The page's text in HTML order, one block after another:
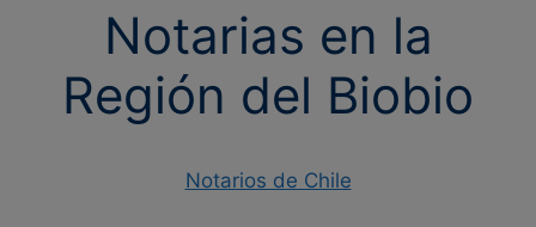
Notarias en la
Región del Biobio
Notarios de Chile